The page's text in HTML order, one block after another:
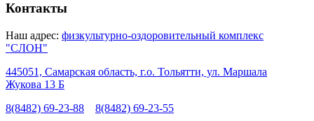
Контакты
Наш адрес: физкультурно-оздоровительный комплекс
"СЛОН"
445051, Самарская область, г.о. Тольятти, ул. Маршала
Жукова 13 Б
8(8482) 69-23-88
8(8482) 69-23-55